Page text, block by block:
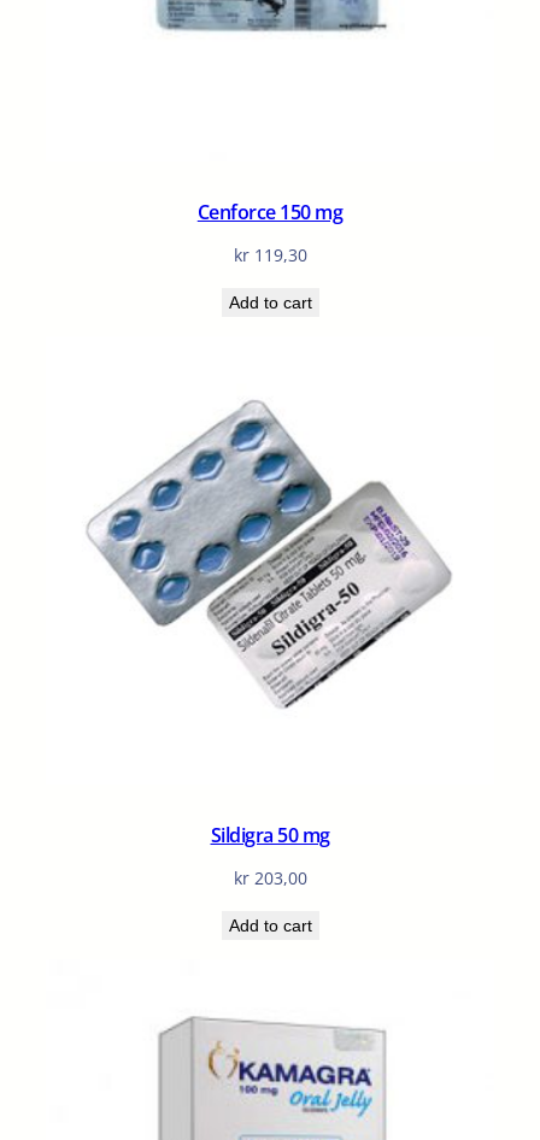
Cenforce 150 mg
kr119,30
Add to cart
Sildigra 50 mg
kr203,00
Add to cart